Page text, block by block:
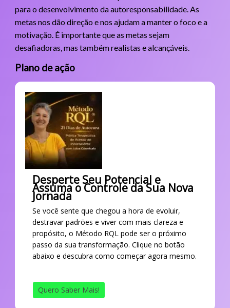
para o desenvolvimento da autoresponsabilidade. As
metas nos dão direção e nos ajudam a manter o foco e a
motivação. É importante que as metas sejam
desafiadoras, mas também realistas e alcançáveis.
Plano de ação
Desperte Seu Potencial e
Assuma o Controle da Sua Nova
Jornada
Se você sente que chegou a hora de evoluir,
destravar padrões e viver com mais clareza e
propósito, o Método RQL pode ser o próximo
passo da sua transformação. Clique no botão
abaixo e descubra como começar agora mesmo.
Quero Saber Mais!